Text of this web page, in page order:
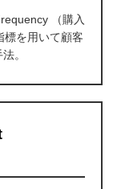
（購入
標を用いて顧客
。